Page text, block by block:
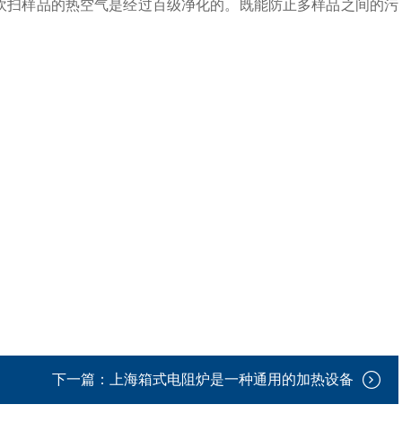
样品的热空气是经过百级净化的。既能防止多样品之间的污
下一篇： 上海箱式电阻炉是一种通用的加热设备